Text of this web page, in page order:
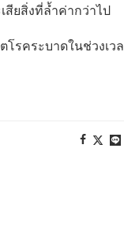
สียสิ่งที่ล้ำค่ากว่าไป
รคระบาดในช่วงเ